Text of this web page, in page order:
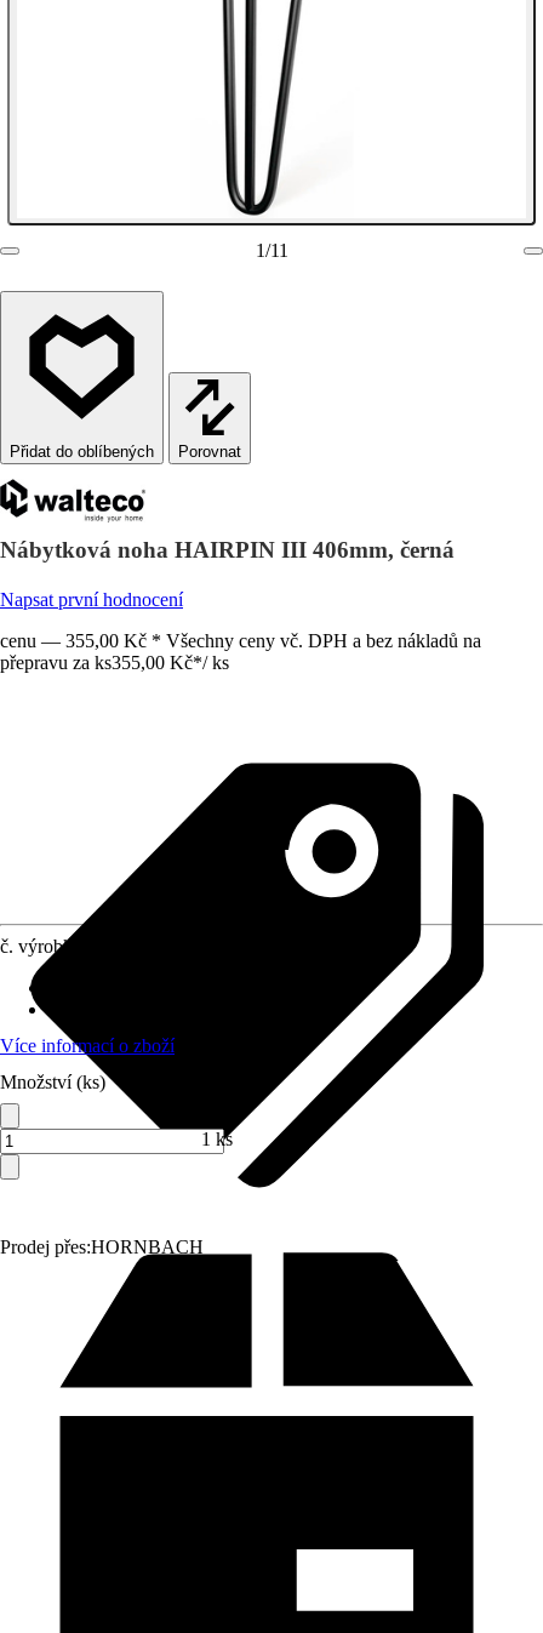
1/11
Porovnat
Nábytková noha HAIRPIN III 406mm, černá
Napsat první hodnocení
cenu — 355,00 Kč * Všechny ceny vč. DPH a bez nákladů na
přepravu za ks355,00 Kč*/ ks
Prodej přes:HORNBACH
č. výrobku
Více informací o zboží
Množství (ks)
1 ks